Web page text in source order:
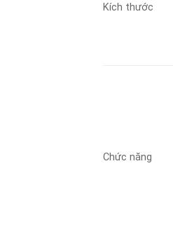
Kích thước
Chức năng